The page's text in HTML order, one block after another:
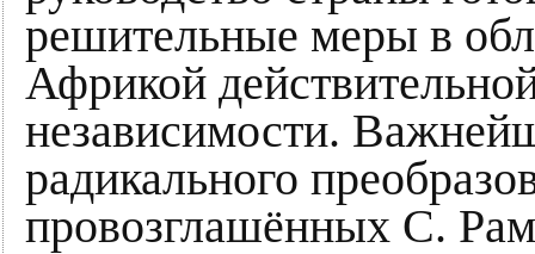
решительные меры в
Африкой
независимости.
радикального
провозглашённых С.